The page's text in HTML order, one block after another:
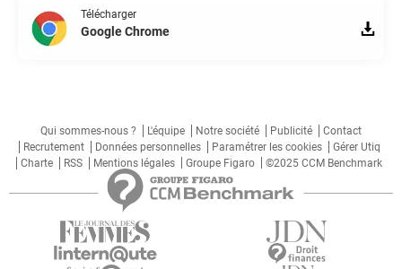
Télécharger
Google Chrome
Qui sommes-nous ? L'équipe Notre société Publicité
Contact
Recrutement
Données personnelles Paramétrer les cookies
Gérer Utiq
Charte
RSS Mentions légales Groupe Figaro ©2025 CCM Benchmark